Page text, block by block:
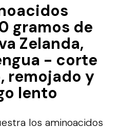
gramos de
Zelanda,
- corte
remojado y
lento
los aminoacidos